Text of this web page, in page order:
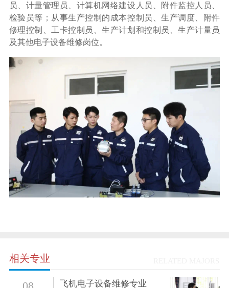
员、计量管理员、计算机网络建设人员、附件监控人员、
检验员等；从事生产控制的成本控制员、生产调度、附件
修理控制、工卡控制员、生产计划和控制员、生产计量员
及其他电子设备维修岗位。
相关专业
飞机电子设备维修专业